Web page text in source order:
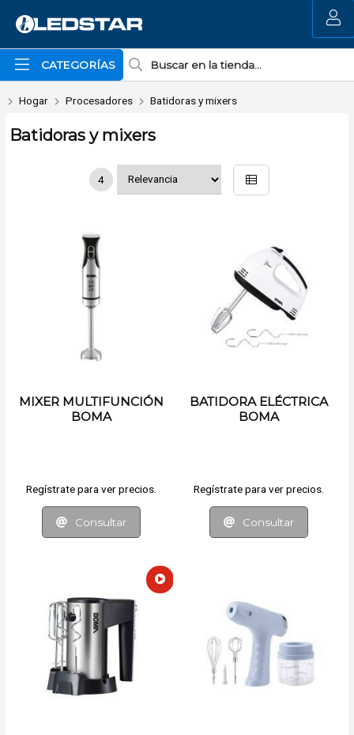
CATEGORÍAS
MI COMPRA
Hogar Procesadores Batidoras y mixers
Batidoras y mixers
4
MIXER MULTIFUNCIÓN
BOMA
Regístrate para ver precios.
Consultar
BATIDORA ELÉCTRICA
BOMA
Regístrate para ver precios.
Consultar